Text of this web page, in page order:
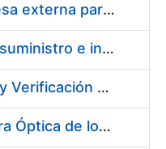
Servicios de una empresa externa para el asesoramiento y resolución de los recursos de alzada que se presentan relacionados con procesos de selección para la FNMT-RCM
Acuerdo marco para el suministro e instalación de persianas, estores y otros complementos
Servicio de Calibración y Verificación Externa de los Equipos de Medición del Servicio de Prevención de la FNMT-RCM
Conexión mediante Fibra Óptica de los Centros de Proceso de Datos (CPDs) de las sedes de la FNMT-RCM de Burgos y Madrid